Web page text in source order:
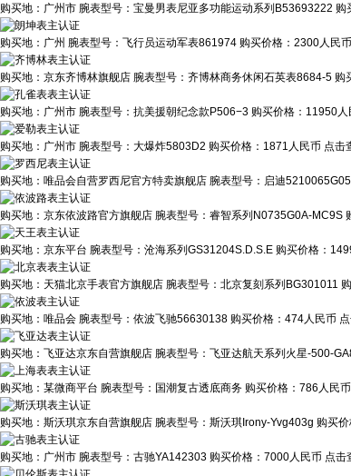
购买地： 广州市 腕表型号： 宝曼男表尼亚多功能运动系列B53693222 购
购买地： 广州 腕表型号： 飞行员运动军表861974 购买价格： 2300人民币
购买地： 京东齐博林旗舰店 腕表型号： 齐博林商务休闲石英表8684-5 购
购买地： 广州市 腕表型号： 抗美援朝纪念款P506−3 购买价格： 11950人
购买地： 广州市 腕表型号： 大爆炸5803D2 购买价格： 1871人民币 点击
购买地： 唯品会自营罗西尼官方特卖旗舰店 腕表型号： 启迪
购买地： 京东依波路官方旗舰店 腕表型号： 睿智系列N0735G0A-MC9S
购买地： 京东平台 腕表型号： 沧海系列GS31204S.D.S.E 购买价格：
购买地： 天猫北京手表官方旗舰店 腕表型号： 北京复刻系列BG301011
购买地： 唯品会 腕表型号： 依波飞驰56630138 购买价格： 474人民币
购买地： 飞亚达京东自营旗舰店 腕表型号： 飞亚达航天系列火星-500-
购买地： 某微商平台 腕表型号： 国潮复古透底商务 购买价格： 786人民币
购买地： 斯沃琪京东自营旗舰店 腕表型号： 斯沃琪Irony-Yvg403g 购买价
购买地： 广州市 腕表型号： 古驰YA142303 购买价格： 7000人民币 点击